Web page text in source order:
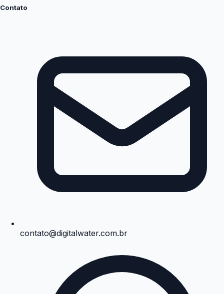
Contato
contato@digitalwater.com.br